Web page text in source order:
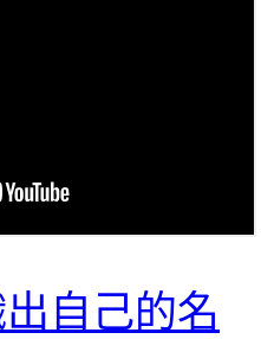
自己的名